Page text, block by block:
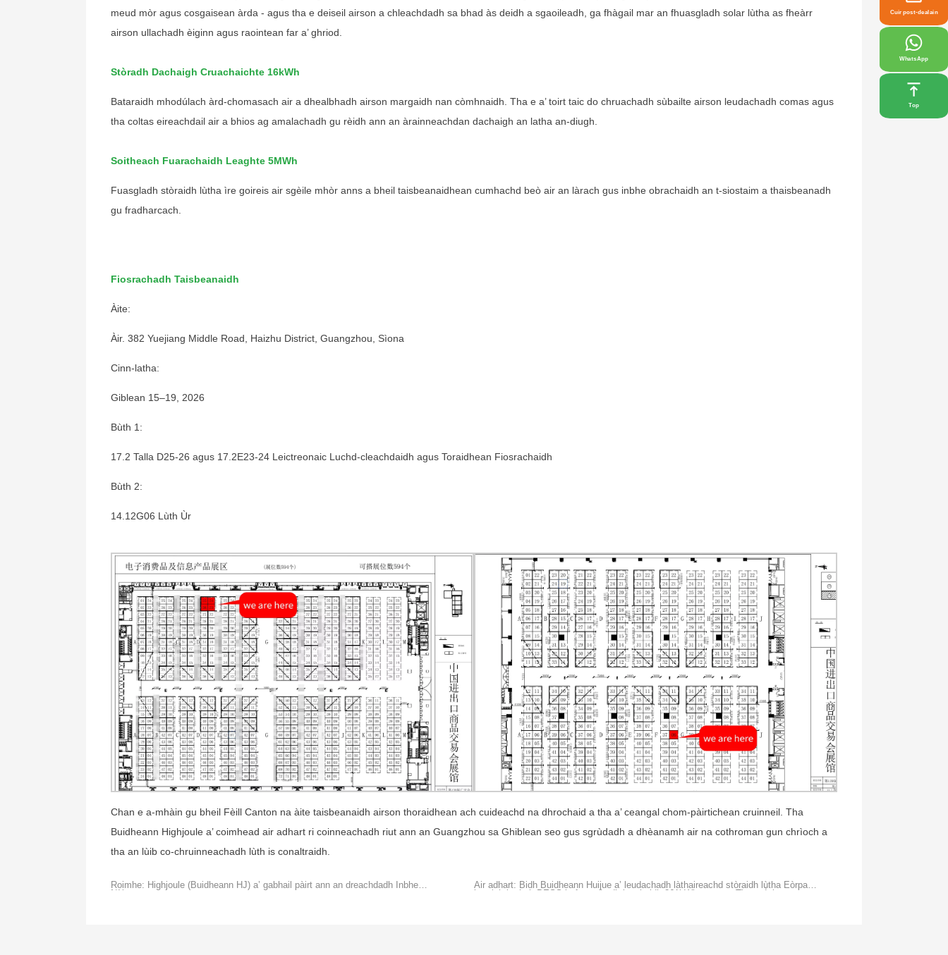
meud mòr agus cosgaisean àrda - agus tha e deiseil airson a chleachdadh sa bhad às deidh a sgaoileadh, ga fhàgail mar an fhuasgladh solar lùtha as fheàrr
airson ullachadh èiginn agus raointean far a’ ghriod.
Stòradh Dachaigh Cruachaichte 16kWh
Bataraidh mhodúlach àrd-chomasach air a dhealbhadh airson margaidh nan còmhnaidh. Tha e a’ toirt taic do chruachadh sùbailte airson leudachadh comas agus
tha coltas eireachdail air a bhios ag amalachadh gu rèidh ann an àrainneachdan dachaigh an latha an-diugh.
Soitheach Fuarachaidh Leaghte 5MWh
Fuasgladh stòraidh lùtha ìre goireis air sgèile mhòr anns a bheil taisbeanaidhean cumhachd beò air an làrach gus inbhe obrachaidh an t-siostaim a thaisbeanadh
gu fradharcach.
Fiosrachadh Taisbeanaidh
Àite:
Àir. 382 Yuejiang Middle Road, Haizhu District, Guangzhou, Sìona
Cinn-latha:
Giblean 15–19, 2026
Bùth 1:
17.2 Talla D25-26 agus 17.2E23-24 Leictreonaic Luchd-cleachdaidh agus Toraidhean Fiosrachaidh
Bùth 2:
14.12G06 Lùth Ùr
Chan e a-mhàin gu bheil Fèill Canton na àite taisbeanaidh airson thoraidhean ach cuideachd na dhrochaid a tha a’ ceangal chom-pàirtichean cruinneil. Tha
Buidheann Highjoule a’ coimhead air adhart ri coinneachadh riut ann an Guangzhou sa Ghiblean seo gus sgrùdadh a dhèanamh air na cothroman gun chrìoch a
tha an lùib co-chruinneachadh lùth is conaltraidh.
Roimhe: Highjoule (Buidheann HJ) a’ gabhail pàirt ann an dreachdadh Inbhe
Air adhart: Bidh Buidheann Huijue a’ leudachadh làthaireachd stòraidh lùtha Eòrpach
Feuch an tagh thu Seòrsa Bathar
Cuir post-dealain
WhatsApp
Top